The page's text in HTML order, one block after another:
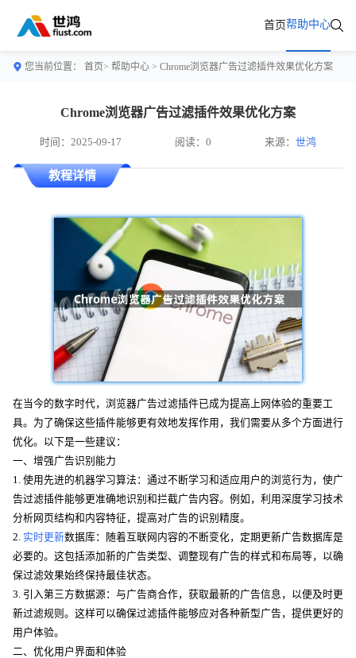
首页帮助中心
您当前位置： 首页> 帮助中心 > Chrome浏览器广告过滤插件效果优化方案
Chrome浏览器广告过滤插件效果优化方案
时间：2025-09-17 阅读：0 来源：世鸿
教程详情
在当今的数字时代，浏览器广告过滤插件已成为提高上网体验的重要工
具。为了确保这些插件能够更有效地发挥作用，我们需要从多个方面进行
优化。以下是一些建议：
一、增强广告识别能力
1. 使用先进的机器学习算法：通过不断学习和适应用户的浏览行为，使广
告过滤插件能够更准确地识别和拦截广告内容。例如，利用深度学习技术
分析网页结构和内容特征，提高对广告的识别精度。
2. 实时更新数据库：随着互联网内容的不断变化，定期更新广告数据库是
必要的。这包括添加新的广告类型、调整现有广告的样式和布局等，以确
保过滤效果始终保持最佳状态。
3. 引入第三方数据源：与广告商合作，获取最新的广告信息，以便及时更
新过滤规则。这样可以确保过滤插件能够应对各种新型广告，提供更好的
用户体验。
二、优化用户界面和体验